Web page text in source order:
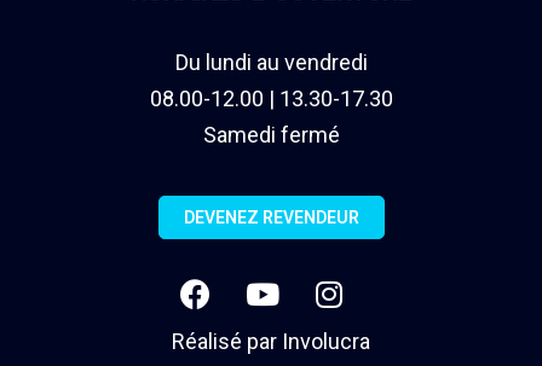
Du lundi au vendredi
08.00-12.00 | 13.30-17.30
Samedi fermé
DEVENEZ REVENDEUR
Réalisé par Involucra